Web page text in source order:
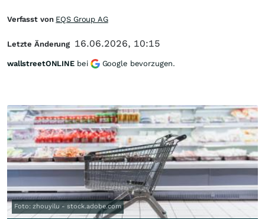
Foto: zhouyilu - stock.adobe.com
Verfasst von EQS Group AG
Letzte Änderung 16.06.2026, 10:15
wallstreetONLINE bei Google bevorzugen.